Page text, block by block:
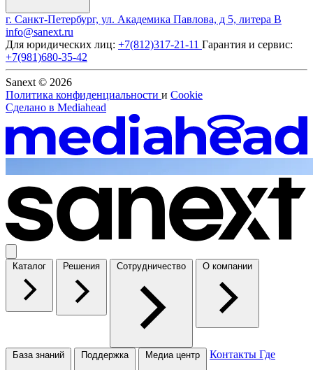
г. Санкт-Петербург, ул. Академика Павлова, д 5, литера В
info@sanext.ru
Для юридических лиц: +7(812)317-21-11 Гарантия и сервис:
+7(981)680-35-42
Sanext © 2026
Политика конфиденциальности и Cookie
Сделано в Mediahead
Каталог Решения Сотрудничество О компании
База знаний Поддержка Медиа центр Контакты Где